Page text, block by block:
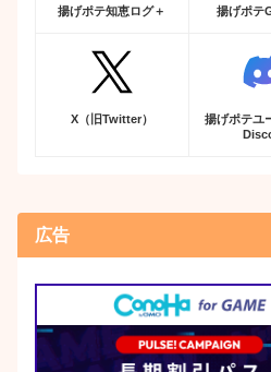
揚げポテ知恵ログ＋ 揚げポテ
X（旧Twitter）
揚げポテユ
広告